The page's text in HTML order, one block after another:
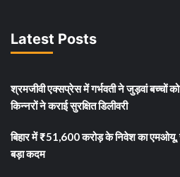
Latest Posts
श्रमजीवी एक्सप्रेस में गर्भवती ने जुड़वां बच्चों
किन्नरों ने कराई सुरक्षित डिलीवरी
बिहार में ₹51,600 करोड़ के निवेश का एमओयू,
बड़ा कदम